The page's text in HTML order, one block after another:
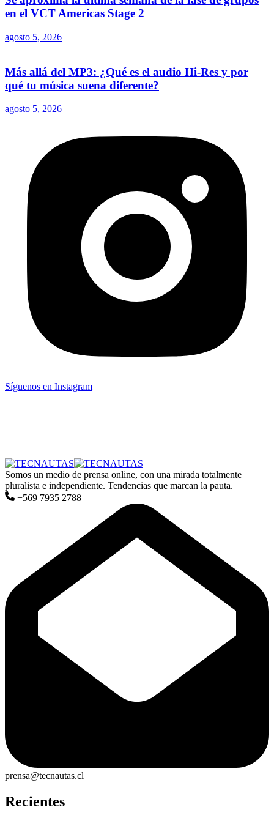
en el VCT Americas Stage 2
agosto 5, 2026
Más allá del MP3: ¿Qué es el audio Hi-Res y por
qué tu música suena diferente?
agosto 5, 2026
Síguenos en Instagram
Somos un medio de prensa online, con una mirada totalmente
pluralista e independiente. Tendencias que marcan la pauta.
+569 7935 2788
prensa@tecnautas.cl
Recientes